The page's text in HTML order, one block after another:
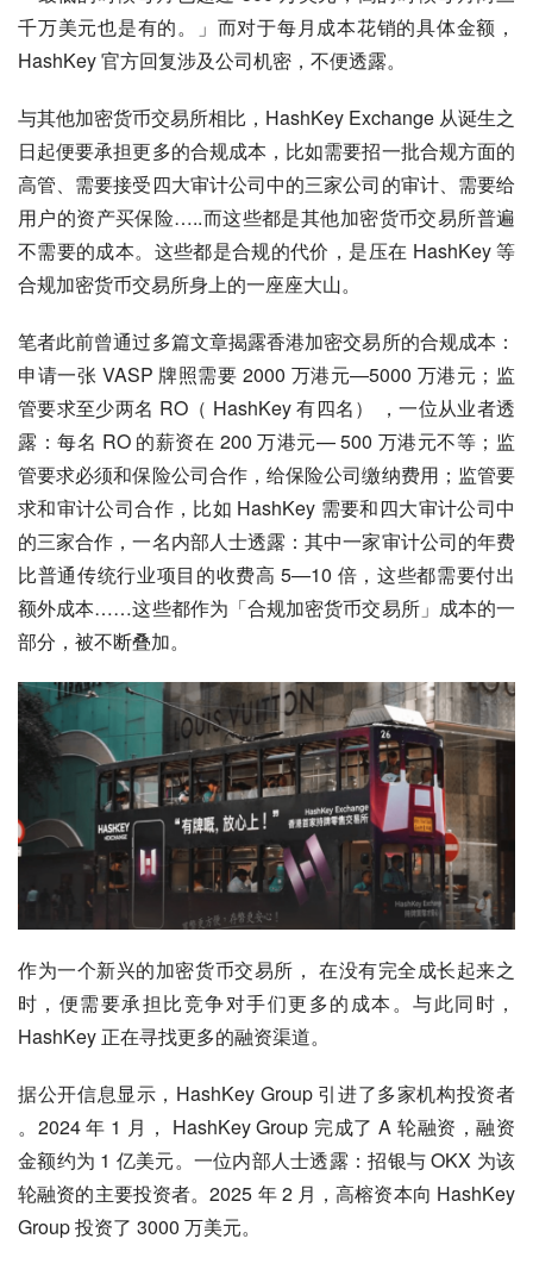
千万美元也是有的。」而对于每月成本花销的具体金额，
HashKey 官方回复涉及公司机密，不便透露。
与其他加密货币交易所相比，HashKey Exchange 从诞生之
日起便要承担更多的合规成本，比如需要招一批合规方面的
高管、需要接受四大审计公司中的三家公司的审计、需要给
用户的资产买保险…..而这些都是其他加密货币交易所普遍
不需要的成本。这些都是合规的代价，是压在 HashKey 等
合规加密货币交易所身上的一座座大山。
笔者此前曾通过多篇文章揭露香港加密交易所的合规成本：
申请一张 VASP 牌照需要 2000 万港元—5000 万港元；监
管要求至少两名 RO（ HashKey 有四名） ，一位从业者透
露：每名 RO 的薪资在 200 万港元— 500 万港元不等；监
管要求必须和保险公司合作，给保险公司缴纳费用；监管要
求和审计公司合作，比如 HashKey 需要和四大审计公司中
的三家合作，一名内部人士透露：其中一家审计公司的年费
比普通传统行业项目的收费高 5—10 倍，这些都需要付出
额外成本……这些都作为「合规加密货币交易所」成本的一
部分，被不断叠加。
作为一个新兴的加密货币交易所， 在没有完全成长起来之
时，便需要承担比竞争对手们更多的成本。与此同时，
HashKey 正在寻找更多的融资渠道。
据公开信息显示，HashKey Group 引进了多家机构投资者
。2024 年 1 月， HashKey Group 完成了 A 轮融资，融资
金额约为 1 亿美元。一位内部人士透露：招银与 OKX 为该
轮融资的主要投资者。2025 年 2 月，高榕资本向 HashKey
Group 投资了 3000 万美元。